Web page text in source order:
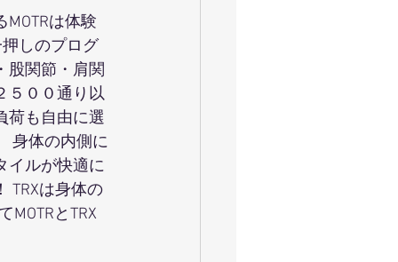
は体験
しのプログ
股関節・肩関
５００通り以
荷も自由に選
身体の内側に
イルが快適に
TRXは身体の
とTRX